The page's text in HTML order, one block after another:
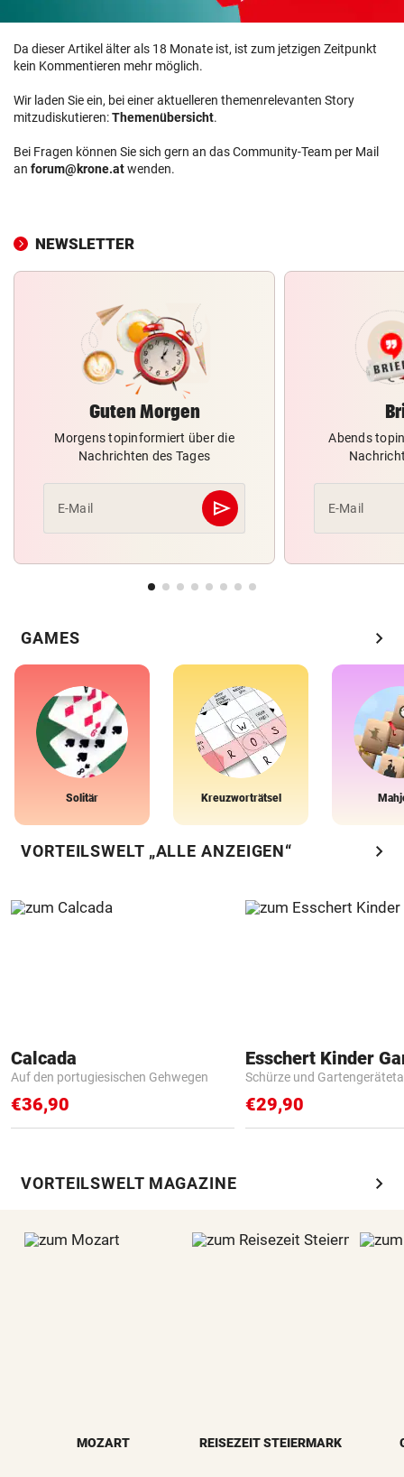
Da dieser Artikel älter als 18 Monate ist, ist zum jetzigen Zeitpunkt
kein Kommentieren mehr möglich.
Wir laden Sie ein, bei einer aktuelleren themenrelevanten Story
mitzudiskutieren:Themenübersicht.
Bei Fragen können Sie sich gern an das Community-Team per Mail
an forum@krone.atwenden.
NEWSLETTER
Guten Morgen
Morgens topinformiert über die
Nachrichten des Tages
E-Mail send
Abschicken
Abends
E-Mail
GAMES chevron_right
Solitär Kreuzworträtsel
VORTEILSWELT „ALLE ANZEIGEN“ chevron_right
Calcada
Auf den portugiesischen Gehwegen
€36,90
Schürze und
€29,90
VORTEILSWELT MAGAZINE chevron_right
MOZART REISEZEIT STEIERMARK